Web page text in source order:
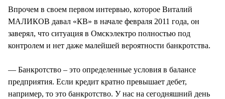
Впрочем в своем первом интервью, которое Виталий
МАЛИКОВ давал «КВ» в начале февраля 2011 года, он
заверял, что ситуация в Омскэлектро полностью под
контролем и нет даже малейшей вероятности банкротства.
— Банкротство – это определенные условия в балансе
предприятия. Если кредит кратно превышает дебет,
например, то это банкротство. У нас на сегодняшний день